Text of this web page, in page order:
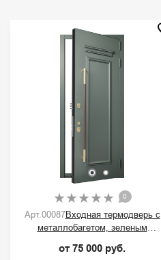
0
Арт.00087Входная термодверь с
металлобагетом, зеленым
скобой
от 75 000 руб.